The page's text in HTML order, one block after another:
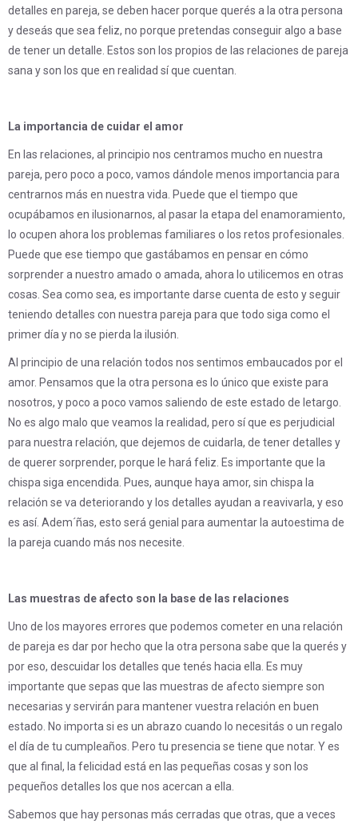
detalles en pareja, se deben hacer porque querés a la otra persona
y deseás que sea feliz, no porque pretendas conseguir algo a base
de tener un detalle. Estos son los propios de las relaciones de pareja
sana y son los que en realidad sí que cuentan.
La importancia de cuidar el amor
En las relaciones, al principio nos centramos mucho en nuestra
pareja, pero poco a poco, vamos dándole menos importancia para
centrarnos más en nuestra vida. Puede que el tiempo que
ocupábamos en ilusionarnos, al pasar la etapa del enamoramiento,
lo ocupen ahora los problemas familiares o los retos profesionales.
Puede que ese tiempo que gastábamos en pensar en cómo
sorprender a nuestro amado o amada, ahora lo utilicemos en otras
cosas. Sea como sea, es importante darse cuenta de esto y seguir
teniendo detalles con nuestra pareja para que todo siga como el
primer día y no se pierda la ilusión.
Al principio de una relación todos nos sentimos embaucados por el
amor. Pensamos que la otra persona es lo único que existe para
nosotros, y poco a poco vamos saliendo de este estado de letargo.
No es algo malo que veamos la realidad, pero sí que es perjudicial
para nuestra relación, que dejemos de cuidarla, de tener detalles y
de querer sorprender, porque le hará feliz. Es importante que la
chispa siga encendida. Pues, aunque haya amor, sin chispa la
relación se va deteriorando y los detalles ayudan a reavivarla, y eso
es así. Adem´ñas, esto será genial para aumentar la autoestima de
la pareja cuando más nos necesite.
Las muestras de afecto son la base de las relaciones
Uno de los mayores errores que podemos cometer en una relación
de pareja es dar por hecho que la otra persona sabe que la querés y
por eso, descuidar los detalles que tenés hacia ella. Es muy
importante que sepas que las muestras de afecto siempre son
necesarias y servirán para mantener vuestra relación en buen
estado. No importa si es un abrazo cuando lo necesitás o un regalo
el día de tu cumpleaños. Pero tu presencia se tiene que notar. Y es
que al final, la felicidad está en las pequeñas cosas y son los
pequeños detalles los que nos acercan a ella.
Sabemos que hay personas más cerradas que otras, que a veces